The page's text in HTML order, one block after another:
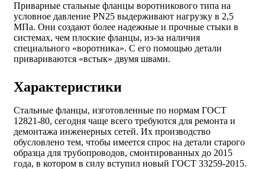
Приварные стальные фланцы воротникового типа на
условное давление PN25 выдерживают нагрузку в 2,5
МПа. Они создают более надежные и прочные стыки в
системах, чем плоские фланцы, из-за наличия
специального «воротника». С его помощью детали
привариваются «встык» двумя швами.
Характеристики
Стальные фланцы, изготовленные по нормам ГОСТ
12821-80, сегодня чаще всего требуются для ремонта и
демонтажа инженерных сетей. Их производство
обусловлено тем, чтобы имеется спрос на детали старого
образца для трубопроводов, смонтированных до 2015
года, в котором в силу вступил новый ГОСТ 33259-2015.